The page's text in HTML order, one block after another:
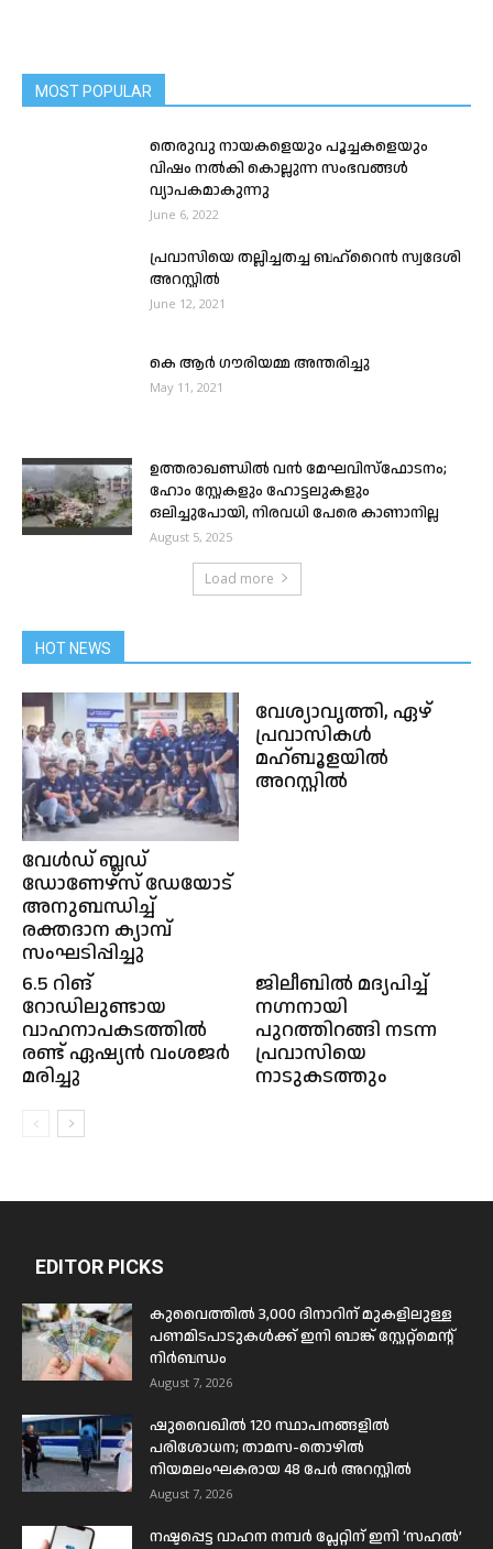
MOST POPULAR
തെരുവു നായകളെയും പൂച്ചകളെയും
വിഷം നൽകി കൊല്ലുന്ന സംഭവങ്ങള്‍
വ്യാപകമാകുന്നു
June 6, 2022
പ്രവാസിയെ തല്ലിച്ചതച്ച ബഹ്റൈൻ സ്വദേശി
അറസ്റ്റിൽ
June 12, 2021
കെ ആർ ഗൗരിയമ്മ അന്തരിച്ചു
May 11, 2021
ഉത്തരാഖണ്ഡിൽ വൻ മേഘവിസ്ഫോടനം;
ഹോം സ്റ്റേകളും ഹോട്ടലുകളും
ഒലിച്ചുപോയി, നിരവധി പേരെ കാണാനില്ല
August 5, 2025
Load more
HOT NEWS
വേൾഡ് ബ്ലഡ്
ഡോണേഴ്‌സ് ഡേയോട്
അനുബന്ധിച്ച്
രക്തദാന ക്യാമ്പ്
സംഘടിപ്പിച്ചു
വേശ്യാവൃത്തി, ഏഴ്
പ്രവാസികൾ
മഹ്ബൂളയിൽ
അറസ്റ്റിൽ
6.5 റിങ്
റോഡിലുണ്ടായ
വാഹനാപകടത്തിൽ
രണ്ട് ഏഷ്യൻ വംശജർ
മരിച്ചു
ജിലീബിൽ മദ്യപിച്ച്
നഗ്നനായി
പുറത്തിറങ്ങി നടന്ന
പ്രവാസിയെ
നാടുകടത്തും
EDITOR PICKS
കുവൈത്തിൽ 3,000 ദിനാറിന് മുകളിലുള്ള
പണമിടപാടുകൾക്ക് ഇനി ബാങ്ക് സ്റ്റേറ്റ്മെന്റ്
നിർബന്ധം
August 7, 2026
ഷുവൈഖിൽ 120 സ്ഥാപനങ്ങളിൽ
പരിശോധന; താമസ-തൊഴിൽ
നിയമലംഘകരായ 48 പേർ അറസ്റ്റിൽ
August 7, 2026
നഷ്ടപ്പെട്ട വാഹന നമ്പർ പ്ലേറ്റിന് ഇനി ‘സഹൽ’